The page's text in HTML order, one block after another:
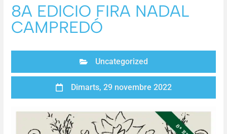
8A EDICIO FIRA NADAL
CAMPREDÓ
Uncategorized
Dimarts, 29 novembre 2022